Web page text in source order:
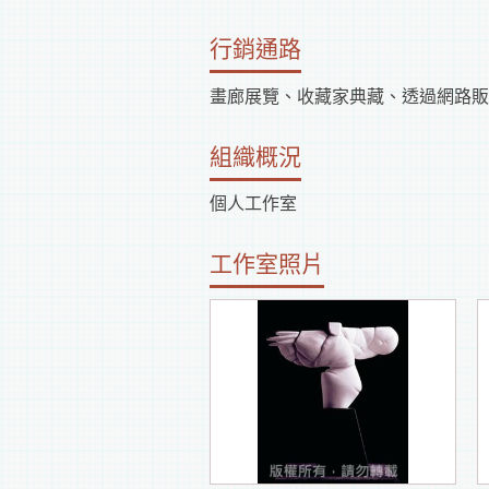
行銷通路
畫廊展覽、收藏家典藏、透過網路
組織概況
個人工作室
工作室照片